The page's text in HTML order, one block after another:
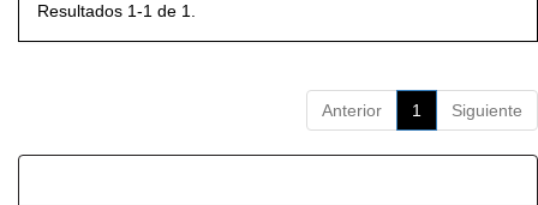
Resultados 1-1 de 1.
Anterior 1 Siguiente